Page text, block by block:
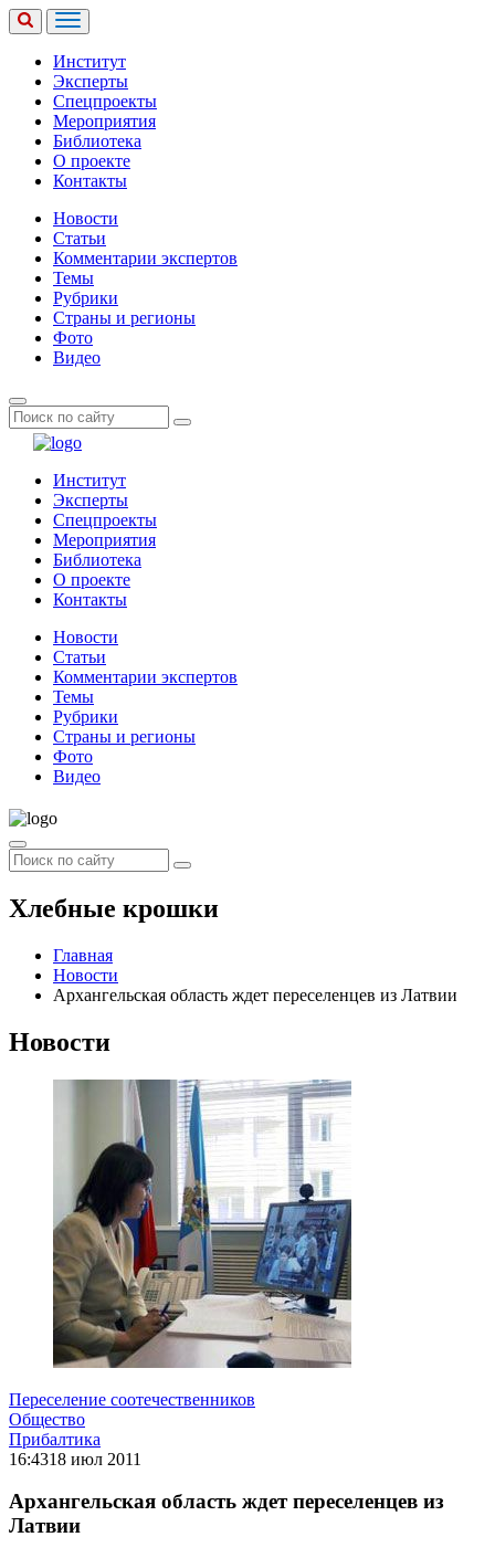
Институт
Эксперты
Спецпроекты
Мероприятия
Библиотека
О проекте
Контакты
Новости
Статьи
Комментарии экспертов
Темы
Рубрики
Страны и регионы
Фото
Видео
Институт
Эксперты
Спецпроекты
Мероприятия
Библиотека
О проекте
Контакты
Новости
Статьи
Комментарии экспертов
Темы
Рубрики
Страны и регионы
Фото
Видео
Хлебные крошки
Главная
Новости
Архангельская область ждет переселенцев из Латвии
Новости
Переселение соотечественников
Общество
Прибалтика
16:4318 июл 2011
Архангельская область ждет переселенцев из
Латвии